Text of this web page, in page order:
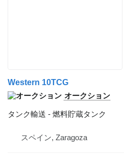
Western 10TCG
オークション
タンク輸送 - 燃料貯蔵タンク
スペイン, Zaragoza